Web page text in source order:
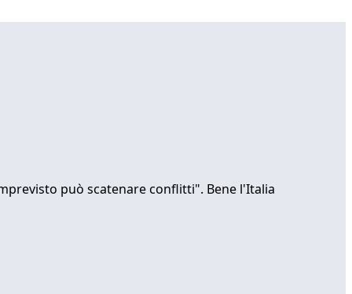
può scatenare conflitti". Bene l'Italia